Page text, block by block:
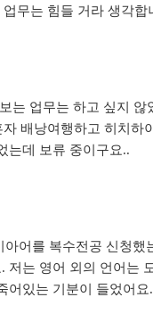
무는 힘들 거라 생각합
는 업무는 하고 싶지 않
배낭여행하고 히치하
는데 보류 중이구요..
어를 복수전공 신청했
. 저는 영어 외의 언어는
어있는 기분이 들었어요.